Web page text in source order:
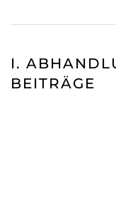
I.
BEITRÄGE